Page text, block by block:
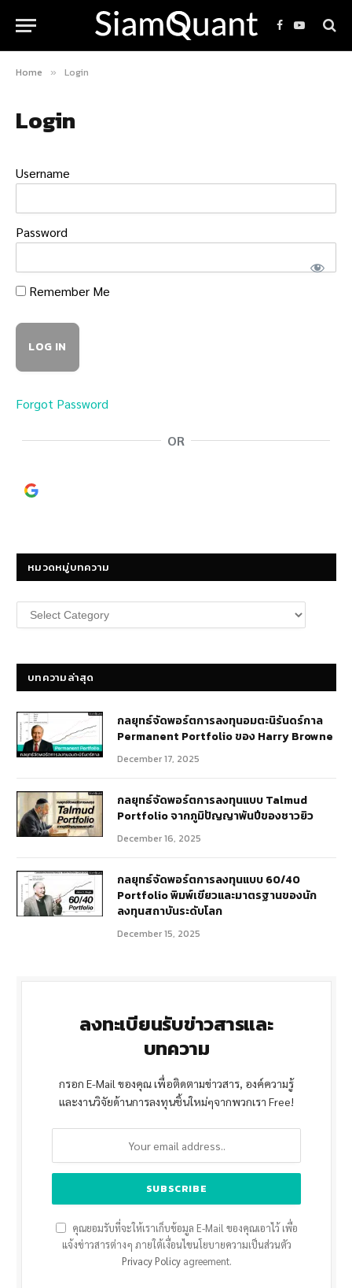
Facebook
YouTube
Home » Login
Login
Username
Password
Remember Me
Forgot Password
OR
หมวดหมู่บทความ
หมวด
หมู่
บทความล่าสุด
กลยุทธ์​จัดพอร์ตการลงทุนอมตะนิรันดร์กาล
Permanent Portfolio ของ Harry Browne
December 17, 2025
กลยุทธ์จัดพอร์ตการลงทุนแบบ Talmud
Portfolio จากภูมิปัญญาพันปีของชาวยิว
December 16, 2025
กลยุทธ์จัดพอร์ตการลงทุนแบบ 60/40
Portfolio พิมพ์เขียวและมาตรฐานของนัก
ลงทุนสถาบันระดับโลก
December 15, 2025
ลงทะเบียนรับข่าวสารและ
บทความ
กรอก E-Mail ของคุณ เพื่อติดตามข่าวสาร, องค์ความรู้
และงานวิจัยด้านการลงทุนชิ้นใหม่ๆจากพวกเรา Free!
คุณยอมรับที่จะให้เราเก็บข้อมูล E-Mail ของคุณเอาไว้ เพื่อ
แจ้งข่าวสารต่างๆ ภายใต้เงื่อนไขนโยบายความเป็นส่วนตัว
Privacy Policyagreement.